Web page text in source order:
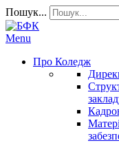
Пошук...
Menu
Про Коледж